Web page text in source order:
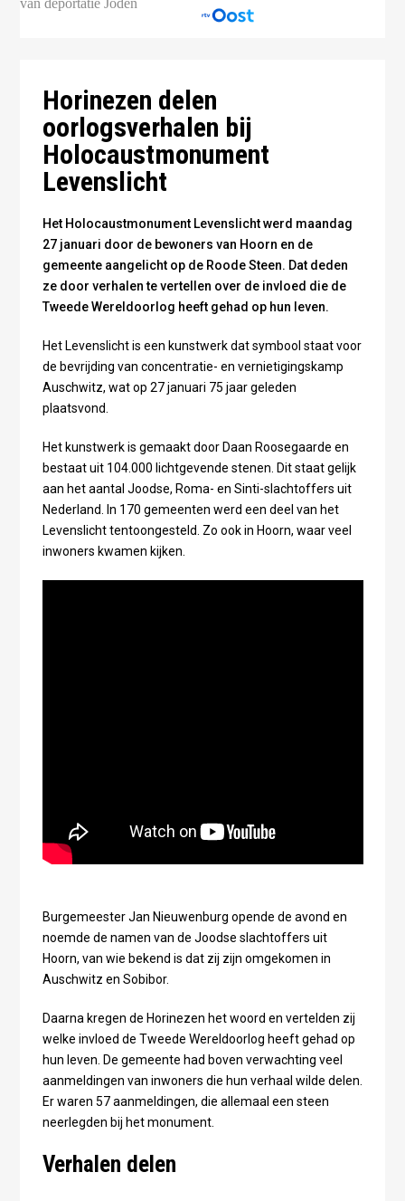
Horinezen delen
oorlogsverhalen bij
Holocaustmonument
Levenslicht
Het Holocaustmonument Levenslicht werd maandag
27 januari door de bewoners van Hoorn en de
gemeente aangelicht op de Roode Steen. Dat deden
ze door verhalen te vertellen over de invloed die de
Tweede Wereldoorlog heeft gehad op hun leven.
Het Levenslicht is een kunstwerk dat symbool staat voor
de bevrijding van concentratie- en vernietigingskamp
Auschwitz, wat op 27 januari 75 jaar geleden
plaatsvond.
Het kunstwerk is gemaakt door Daan Roosegaarde en
bestaat uit 104.000 lichtgevende stenen. Dit staat gelijk
aan het aantal Joodse, Roma- en Sinti-slachtoffers uit
Nederland. In 170 gemeenten werd een deel van het
Levenslicht tentoongesteld. Zo ook in Hoorn, waar veel
inwoners kwamen kijken.
Burgemeester Jan Nieuwenburg opende de avond en
noemde de namen van de Joodse slachtoffers uit
Hoorn, van wie bekend is dat zij zijn omgekomen in
Auschwitz en Sobibor.
Daarna kregen de Horinezen het woord en vertelden zij
welke invloed de Tweede Wereldoorlog heeft gehad op
hun leven. De gemeente had boven verwachting veel
aanmeldingen van inwoners die hun verhaal wilde delen.
Er waren 57 aanmeldingen, die allemaal een steen
neerlegden bij het monument.
Verhalen delen